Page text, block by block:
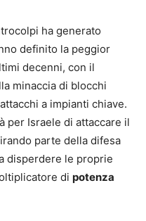
ha generato
definito la peggior
decenni, con il
minaccia di blocchi
a impianti chiave.
per Israele di attaccare il
parte della difesa
disperdere le proprie
di potenza